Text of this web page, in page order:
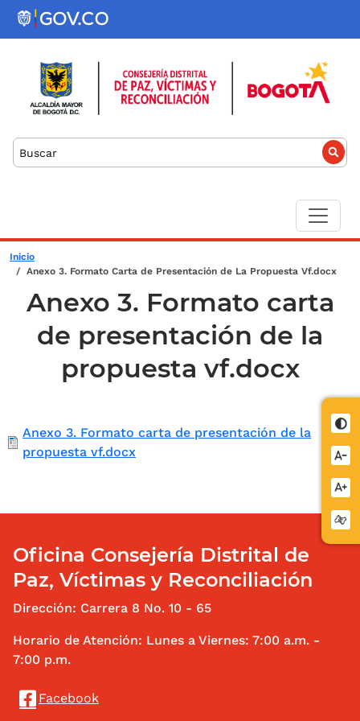
Pasar al contenido principal
Buscar
Sobrescribir enlaces de ayuda a la
Inicio
Anexo 3. Formato Carta de Presentación de La Propuesta Vf.docx
Anexo 3. Formato carta
de presentación de la
propuesta vf.docx
Documento
Anexo 3. Formato carta de presentación de la
propuesta vf.docx
Oficina Consejería Distrital de
Paz, Víctimas y Reconciliación
Dirección: Carrera 8 No. 10 - 65
Horario de Atención: Lunes a Viernes: 7:00 a.m. -
7:00 p.m.
Redes Sociales
Facebook